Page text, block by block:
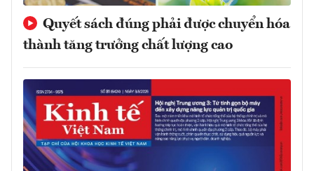
Quyết sách đúng phải được chuyển hóa
thành tăng trưởng chất lượng cao